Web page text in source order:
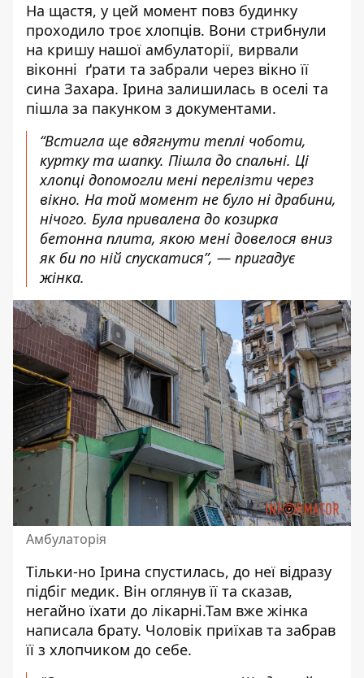
На щастя, у цей момент повз будинку
проходило троє хлопців. Вони стрибнули
на кришу нашої амбулаторії, вирвали
віконні ґрати та забрали через вікно її
сина Захара. Ірина залишилась в оселі та
пішла за пакунком з документами.
“Встигла ще вдягнути теплі чоботи,
куртку та шапку. Пішла до спальні. Ці
хлопці допомогли мені перелізти через
вікно. На той момент не було ні драбини,
нічого. Була привалена до козирка
бетонна плита, якою мені довелося вниз
як би по ній спускатися”, — пригадує
жінка.
Амбулаторія
Тільки-но Ірина спустилась, до неї відразу
підбіг медик. Він оглянув її та сказав,
негайно їхати до лікарні.Там вже жінка
написала брату. Чоловік приїхав та забрав
її з хлопчиком до себе.